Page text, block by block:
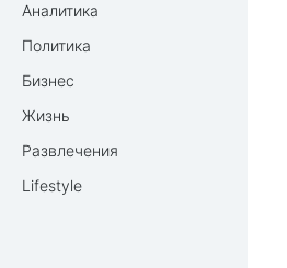
Аналитика
Политика
Бизнес
Жизнь
Развлечения
Lifestyle